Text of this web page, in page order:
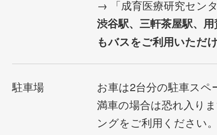
→ 「成育医療研究セン
渋谷駅、三軒茶屋駅、
もバスをご利用いただ
駐車場
お車は2台分の駐車ス
満車の場合は恐れ入り
ングをご利用ください